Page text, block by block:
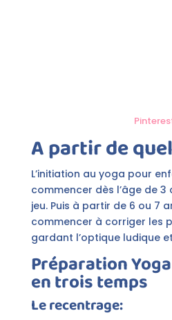
A partir de
L’initiation au yoga pour
commencer dès l’âge de
jeu. Puis à partir de 6 ou 7
commencer à corriger les
gardant l’optique ludique
Préparation
en trois temps
Le recentrage: